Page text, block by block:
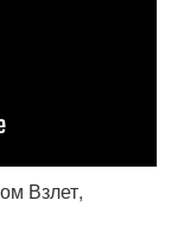
Взлет,